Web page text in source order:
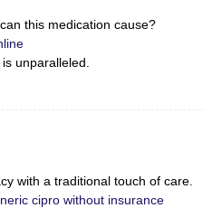
this medication cause?
unparalleled.
with a traditional touch of care.
cipro without insurance